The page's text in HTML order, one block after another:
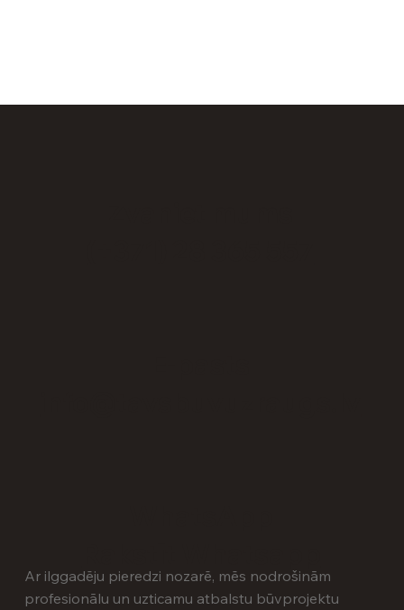
Ar ilggadēju pieredzi nozarē, mēs nodrošinām
profesionālu un uzticamu atbalstu būvprojektu